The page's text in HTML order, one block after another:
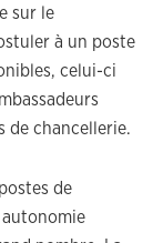
sur le
à un poste
celui-ci
de chancellerie.
de
autonomie